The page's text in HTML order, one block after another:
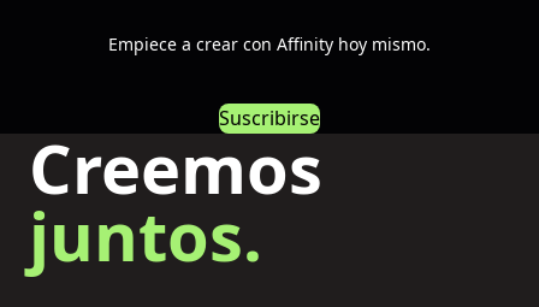
Empiece a crear con Affinity hoy mismo.
Suscribirse
Creemos
juntos.